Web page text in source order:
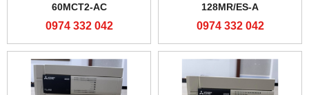
60MCT2-AC
0974 332 042
128MR/ES-A
0974 332 042